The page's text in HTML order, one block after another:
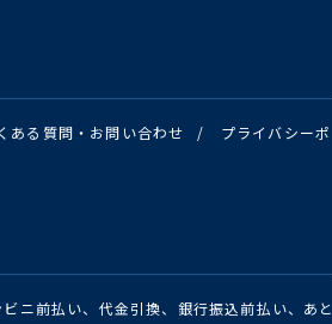
ある質問・お問い合わせ /
プライバシーポ
ニ前払い、代金引換、銀行振込前払い、あと